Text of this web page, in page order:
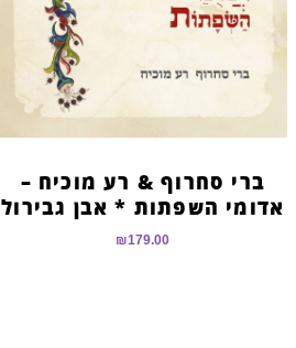
ברי סחרוף & רע מוכיח –
אדומי השפתות * אבן גבירול
₪179.00